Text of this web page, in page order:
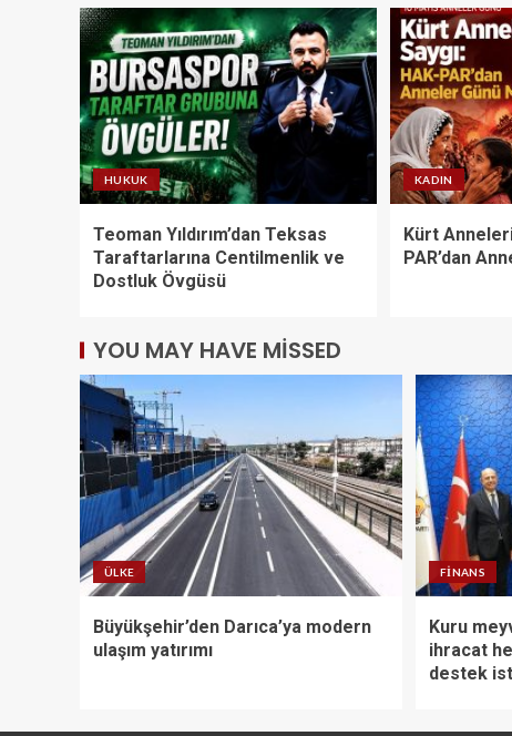
HUKUK
Teoman Yıldırım’dan Teksas
Taraftarlarına Centilmenlik ve
Dostluk Övgüsü
KADIN
Kürt
PAR’dan
YOU MAY HAVE MISSED
ÜLKE
Büyükşehir’den Darıca’ya modern
ulaşım yatırımı
FINANS
Kuru
ihracat
destek